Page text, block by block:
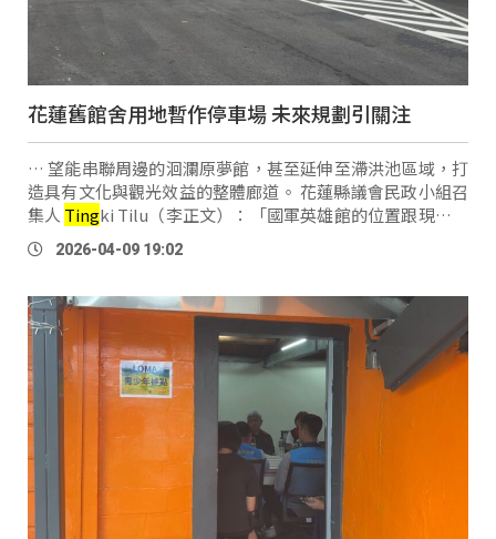
花蓮舊館舍用地暫作停車場 未來規劃引關注
… 望能串聯周邊的洄瀾原夢館，甚至延伸至滯洪池區域，打
造具有文化與觀光效益的整體廊道。 花蓮縣議會民政小組召
集人 Tingki Tilu（李正文）：「國軍英雄館的位置跟現在的
這個，原住民會館的部分 希望變成一個所謂的觀光廊道的這
一塊，從這個所謂的 …
2026-04-09 19:02